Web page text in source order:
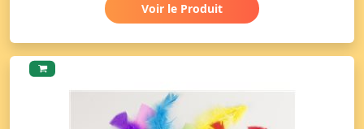
Voir le Produit